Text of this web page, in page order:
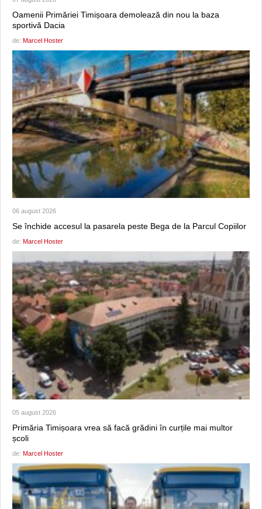
Oamenii Primăriei Timișoara demolează din nou la baza
sportivă Dacia
de: Marcel Hoster
06 august 2026
Se închide accesul la pasarela peste Bega de la Parcul Copiilor
de: Marcel Hoster
05 august 2026
Primăria Timișoara vrea să facă grădini în curțile mai multor
școli
de: Marcel Hoster